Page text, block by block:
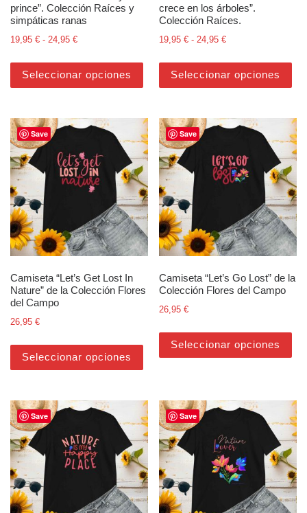
prince”. Colección Raíces y
simpáticas ranas
19,95 € - 24,95 €Rango de precios: desde 19,95 € hasta 24,95 €
Seleccionar opciones
crece en los árboles”.
Colección Raíces.
19,95€ - 24,95€Rango de precios:
Seleccionar opciones
Save
Camiseta “Let’s Get Lost In
Nature” de la Colección Flores
del Campo
26,95 €
Seleccionar opciones
Este producto tiene múltiples
Save
Camiseta “Let’s Go Lost” de la
Colección Flores del Campo
26,95€
Seleccionar opciones
Save Save